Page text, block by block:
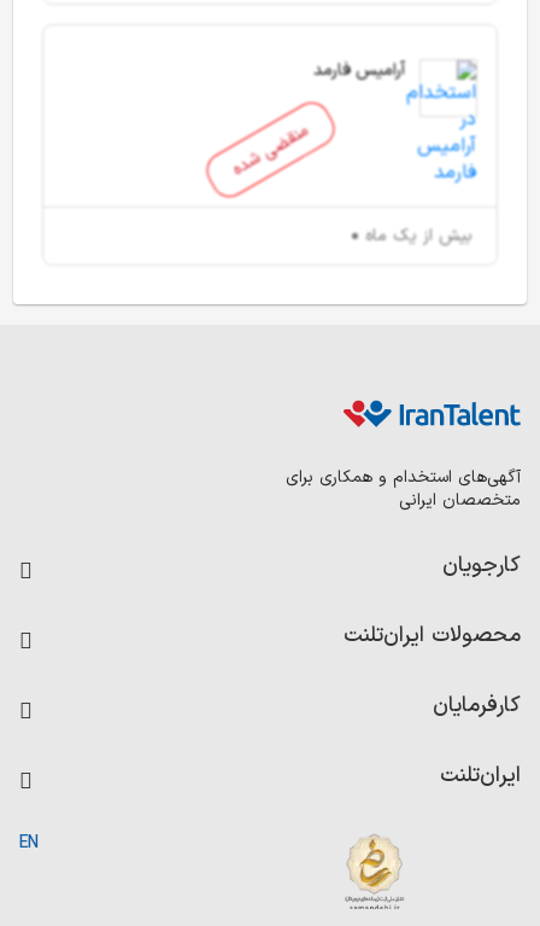
منقضی شده
آرامیس فارمد
بیش از یک ماه
آگهی‌های استخدام و همکاری برای
متخصصان ایرانی
کارجویان
رزومه ساز
امتیاز شرکت‌ها
محصولات ایران‌تلنت
کاردیکس
کارفرمایان
ایران‌تلنت
EN